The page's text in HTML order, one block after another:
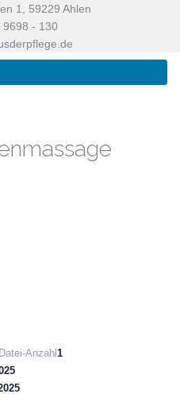
1, 59229 Ahlen
- 130
Datei-Anzahl 1